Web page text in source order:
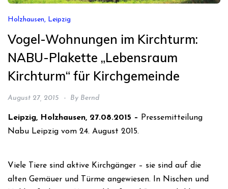
Holzhausen, Leipzig
Vogel-Wohnungen im Kirchturm:
NABU-Plakette „Lebensraum
Kirchturm“ für Kirchgemeinde
August 27, 2015 By Bernd
Leipzig, Holzhausen, 27.08.2015 –
Pressemitteilung
Nabu Leipzig vom 24. August 2015.
Viele Tiere sind aktive Kirchgänger – sie sind auf die
alten Gemäuer und Türme angewiesen. In Nischen und